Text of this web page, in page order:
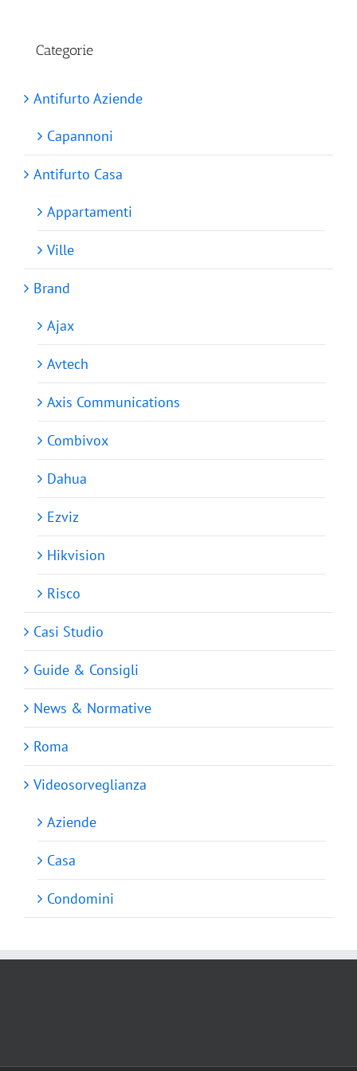
Categorie
Antifurto Aziende
Capannoni
Antifurto Casa
Appartamenti
Ville
Brand
Ajax
Avtech
Axis Communications
Combivox
Dahua
Ezviz
Hikvision
Risco
Casi Studio
Guide & Consigli
News & Normative
Roma
Videosorveglianza
Aziende
Casa
Condomini